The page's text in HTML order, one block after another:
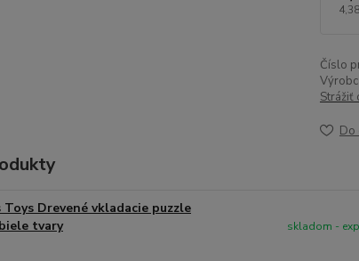
Číslo
Strážiť
Do
Toys Drevené vkladacie puzzle
tvary
skladom -